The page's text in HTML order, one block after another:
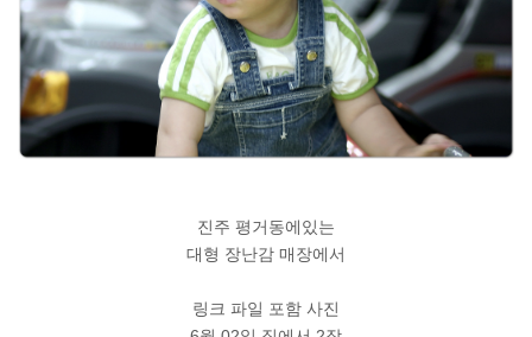
진주 평거동에있는
대형 장난감 매장에서
링크 파일 포함 사진